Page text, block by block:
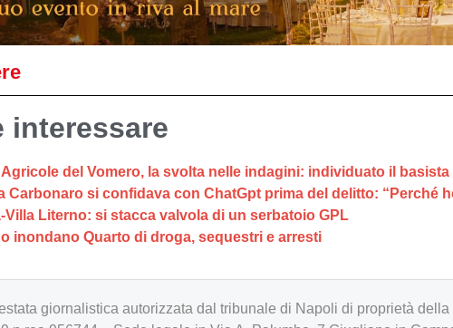
interessare
Agricole del Vomero, la svolta nelle indagini: individuato il basista
Carbonaro si confidava con ChatGpt prima del delitto: “Perché
Villa Literno: si stacca valvola di un serbatoio GPL
inondano Quarto di droga, sequestri e arresti
giornalistica autorizzata dal tribunale di Napoli di proprietà